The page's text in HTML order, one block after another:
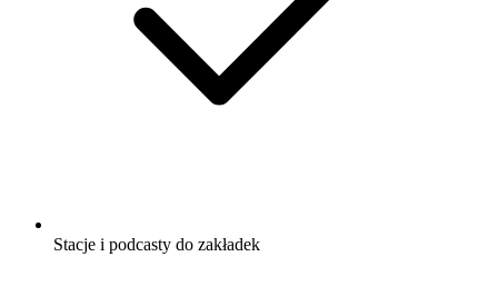
Stacje i podcasty do zakładek